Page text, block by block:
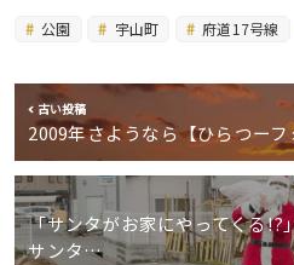
公園 宇山町 府道17号線
古い投稿
2009年さようなら【ひらつー
「サンタがお家にやってくる!?
サンタ…